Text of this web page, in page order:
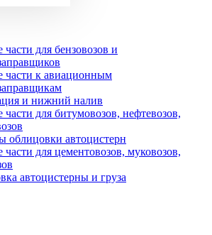
части для бензовозов и
части к авиационным
и нижний налив
части для битумовозов, нефтевозов,
облицовки автоцистерн
части для цементовозов, муковозов,
автоцистерны и груза